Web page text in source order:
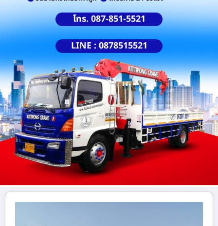
โทร. 087-851-5521
LINE : 0878515521